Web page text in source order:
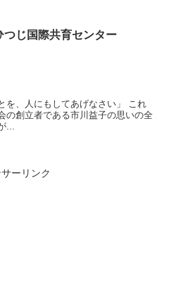
つじ国際共育センター
を、人にもしてあげなさい」 これ
の創立者である市川益子の思いの全
...
ーリンク